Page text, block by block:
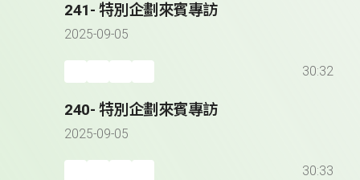
241- 特別企劃來賓專訪
2025-09-05
30:32
240- 特別企劃來賓專訪
2025-09-05
30:33